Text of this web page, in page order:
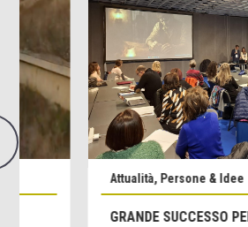
Attualità, Persone & Idee
GRANDE SUCCESSO PER